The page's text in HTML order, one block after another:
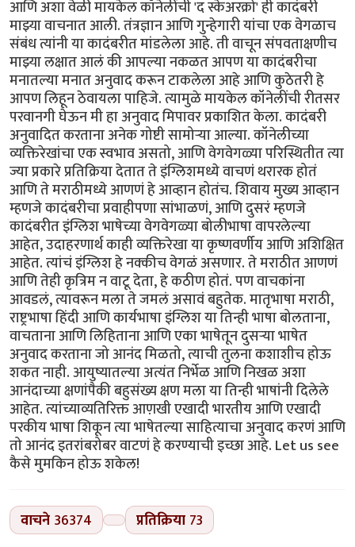
वाचने 36374 प्रतिक्रिया 73